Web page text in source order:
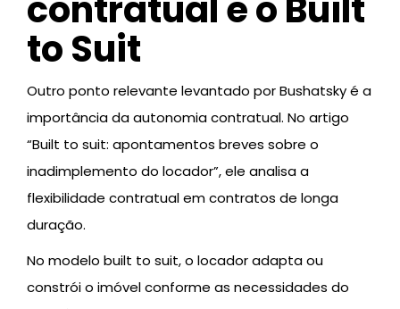
contratual e o Built
to Suit
Outro ponto relevante levantado por Bushatsky é a
importância da autonomia contratual. No artigo
“Built to suit: apontamentos breves sobre o
inadimplemento do locador”, ele analisa a
flexibilidade contratual em contratos de longa
duração.
No modelo built to suit, o locador adapta ou
constrói o imóvel conforme as necessidades do